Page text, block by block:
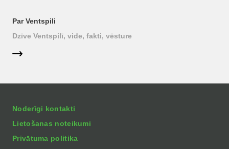
Par Ventspili
Dzīve Ventspilī, vide, fakti, vēsture
Noderīgi kontakti
Lietošanas noteikumi
Privātuma politika